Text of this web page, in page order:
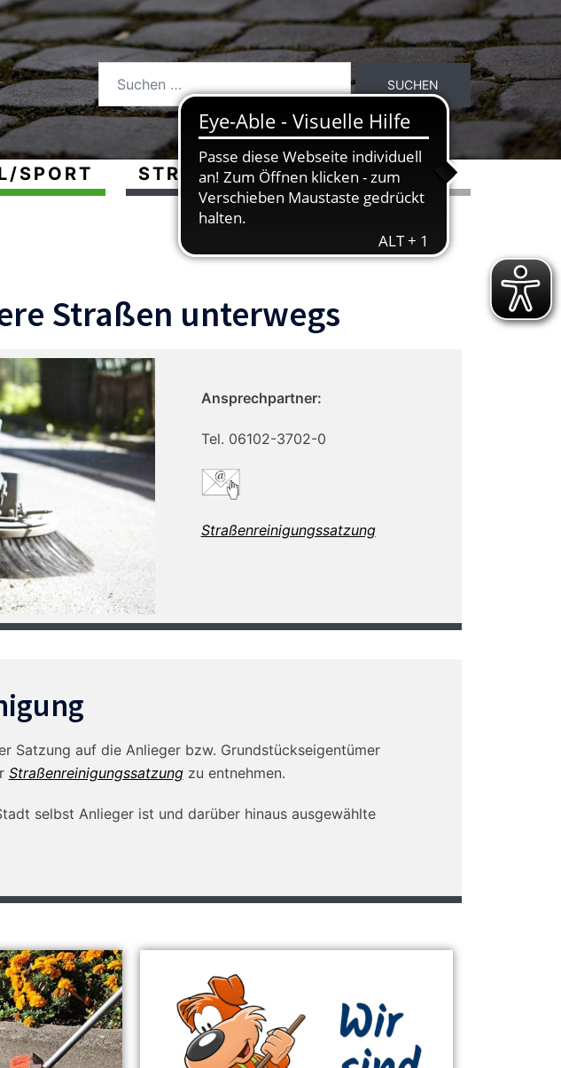
SPORT STRASSEN ÜBER DEN DLB
Straßen unterwegs
Ansprechpartner:
Tel. 06102-3702-0
Straßenreinigungssatzung
Satzung auf die Anlieger bzw. Grundstückseigentümer
Straßenreinigungssatzungzu entnehmen.
selbst Anlieger ist und darüber hinaus ausgewählte